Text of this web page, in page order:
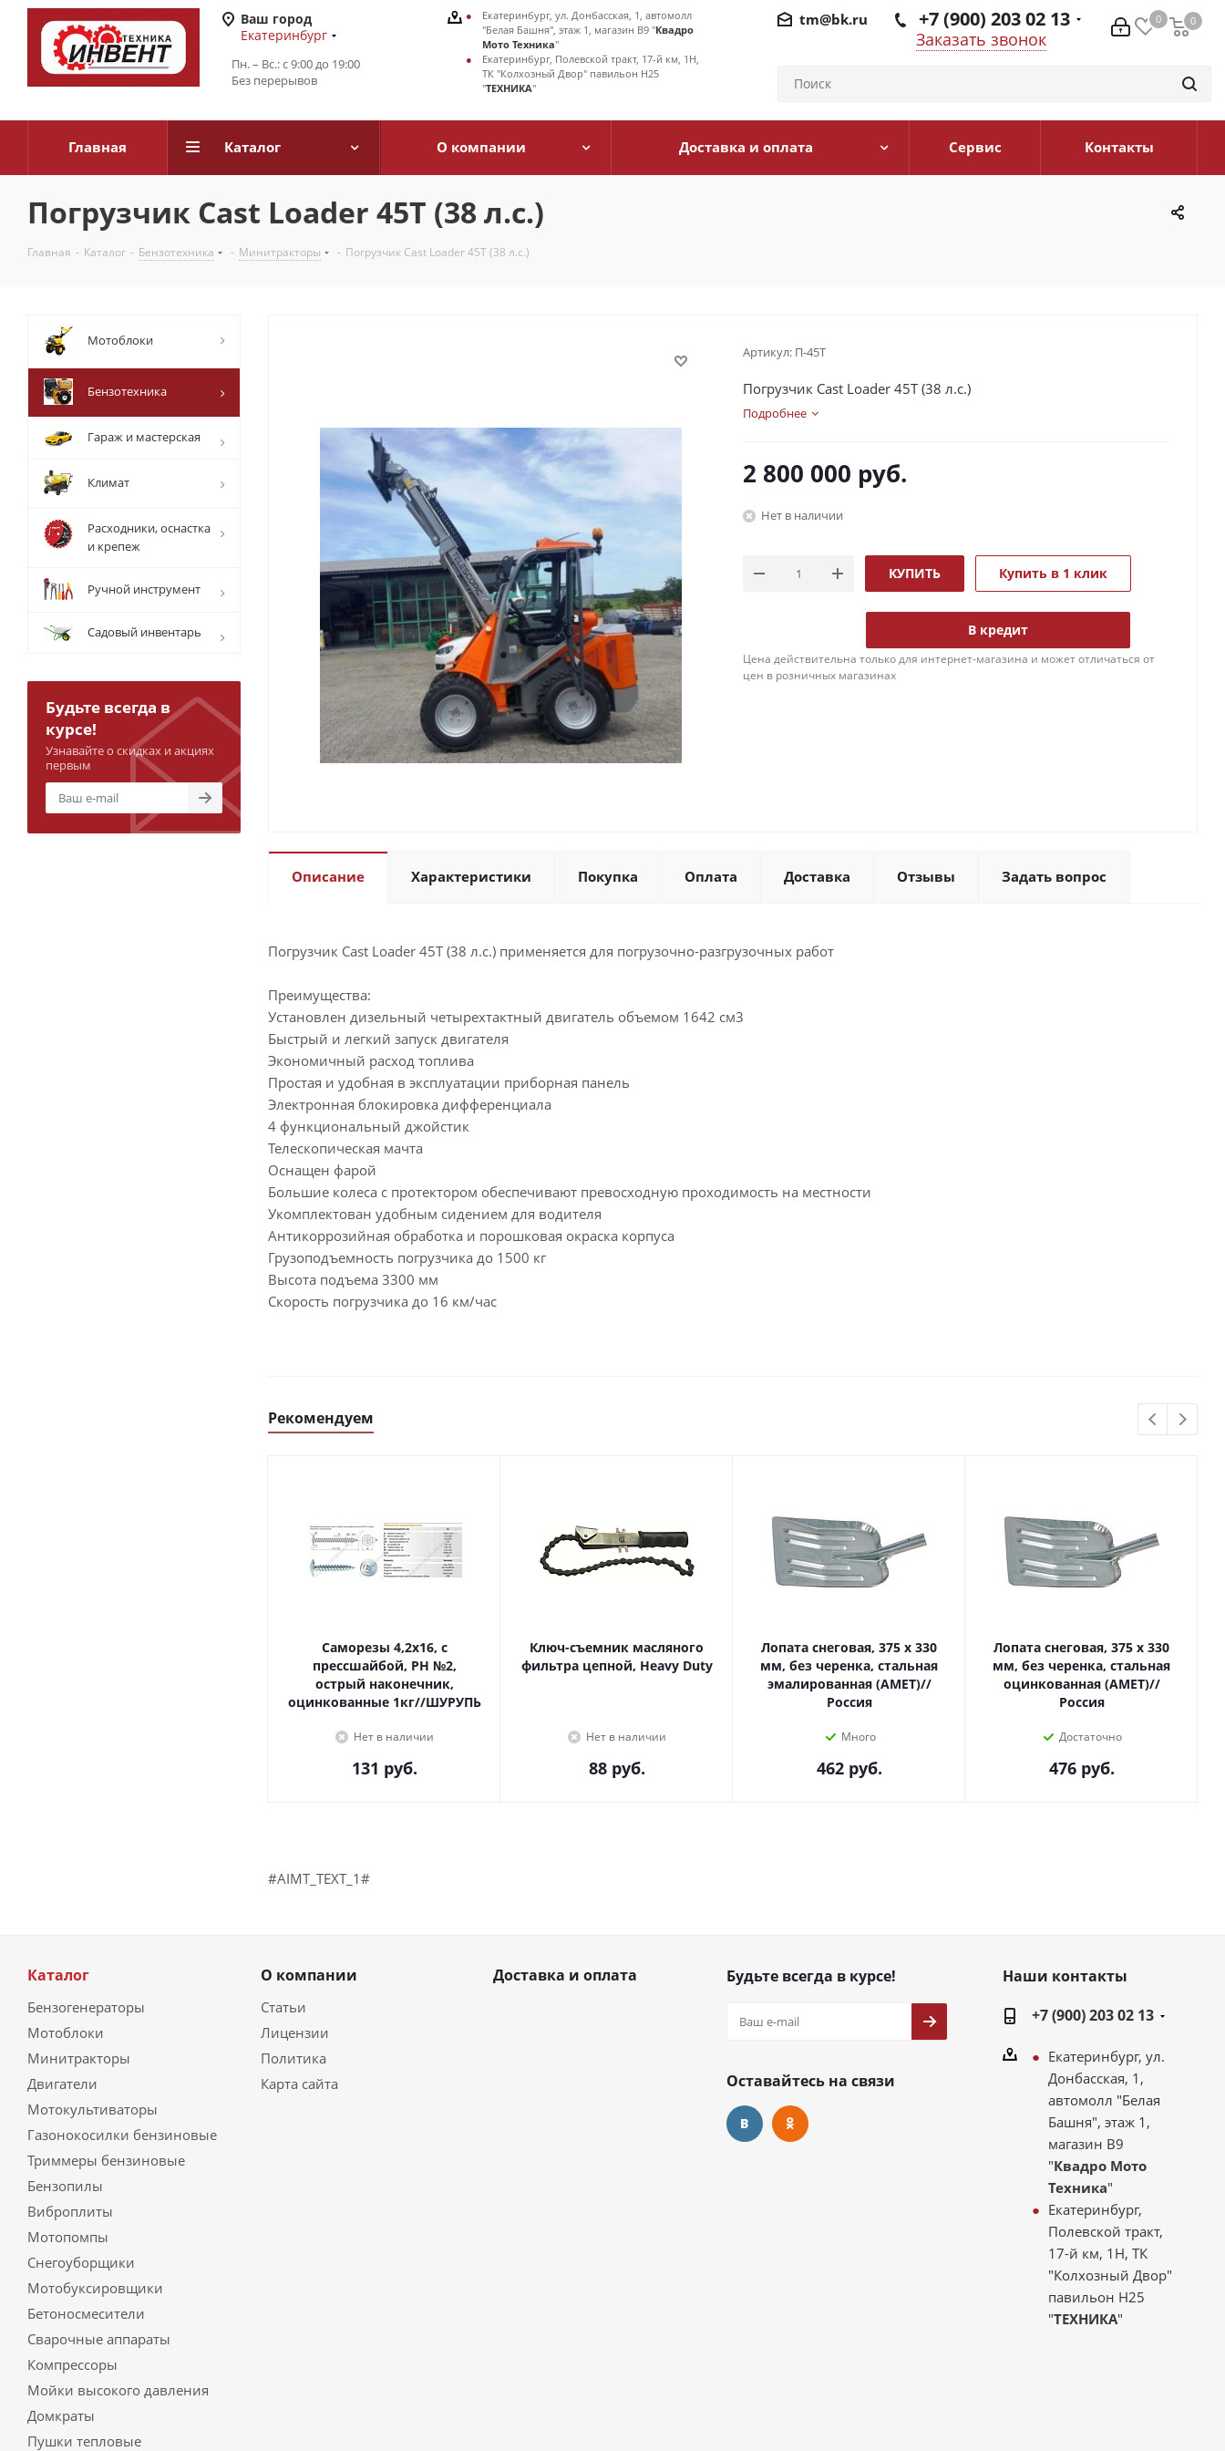
Ваш город
Екатеринбург
Пн. – Вс.: с 9:00 до 19:00
Без перерывов
0 0
0
+7 (900) 203 02 13
Заказать звонок
tm@bk.ru
Екатеринбург, ул. Донбасская, 1, автомолл
"Белая Башня", этаж 1, магазин В9 "Квадро
Мото Техника"
Екатеринбург, Полевской тракт, 17-й км, 1Н,
ТК "Колхозный Двор" павильон Н25
"ТЕХНИКА"
Главная Каталог О компании Доставка и оплата Сервис Контакты
Погрузчик Cast Loader 45T (38 л.с.)
Главная - Каталог - Бензотехника - Минитракторы - Погрузчик Cast Loader 45T (38 л.с.)
Артикул: П-45Т
Погрузчик Cast Loader 45T (38 л.с.)
Подробнее
2 800 000 руб.
Нет в наличии
КУПИТЬ Купить в 1 клик
В кредит
Цена действительна только для интернет-магазина и может отличаться от
цен в розничных магазинах
Описание Характеристики Покупка Оплата Доставка Отзывы Задать вопрос
Погрузчик Cast Loader 45T (38 л.с.) применяется для погрузочно-разгрузочных работ
Преимущества:
Установлен дизельный четырехтактный двигатель объемом 1642 см3
Быстрый и легкий запуск двигателя
Экономичный расход топлива
Простая и удобная в эксплуатации приборная панель
Электронная блокировка дифференциала
4 функциональный джойстик
Телескопическая мачта
Оснащен фарой
Большие колеса с протектором обеспечивают превосходную проходимость на местности
Укомплектован удобным сидением для водителя
Антикоррозийная обработка и порошковая окраска корпуса
Грузоподъемность погрузчика до 1500 кг
Высота подъема 3300 мм
Скорость погрузчика до 16 км/час
Рекомендуем
Саморезы 4,2х16, с
прессшайбой, PH №2,
острый наконечник,
оцинкованные 1кг//ШУРУПЬ
Нет в наличии
131 руб.
Ключ-съемник масляного
фильтра цепной, Heavy Duty
Нет в наличии
88руб.
Лопата снеговая, 375 х 330
мм, без черенка, стальная
эмалированная (АМЕТ)//
Россия
Много
462руб.
Лопата снеговая, 375 х 330
мм, без черенка, стальная
оцинкованная (АМЕТ)//
Россия
Достаточно
476руб.
#AIMT_TEXT_1#
Мотоблоки
Бензотехника
Гараж и мастерская
Климат
Расходники, оснастка
и крепеж
Ручной инструмент
Садовый инвентарь
Будьте всегда в
курсе!
Узнавайте о скидках и акциях
первым
Каталог
Бензогенераторы
Мотоблоки
Минитракторы
Двигатели
Мотокультиваторы
Газонокосилки бензиновые
Триммеры бензиновые
Бензопилы
Виброплиты
Мотопомпы
Снегоуборщики
Мотобуксировщики
Бетоносмесители
Сварочные аппараты
Компрессоры
Мойки высокого давления
Домкраты
Пушки тепловые
О компании
Статьи
Лицензии
Политика
Карта сайта
Доставка и оплата Будьте всегда в курсе!
Оставайтесь на связи
Наши контакты
+7 (900) 203 02 13
Екатеринбург, ул.
Донбасская, 1,
автомолл "Белая
Башня", этаж 1,
магазин В9
"Квадро Мото
Техника"
Екатеринбург,
Полевской тракт,
17-й км, 1Н, ТК
"Колхозный Двор"
павильон Н25
"ТЕХНИКА"